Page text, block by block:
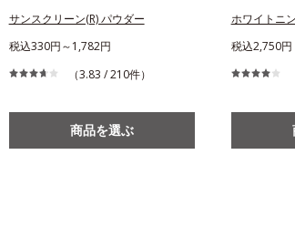
サンスクリーン(R) パウダー
税込330円～1,782円
（3.83 / 210件）
商品を選ぶ
ホワイトニ
税込2,750円